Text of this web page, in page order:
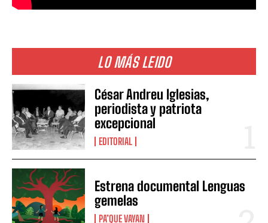
LO MÁS LEIDO
César Andreu Iglesias,
periodista y patriota
excepcional
EDITORIAL
Estrena documental Lenguas
gemelas
PA’QUE VAYAN